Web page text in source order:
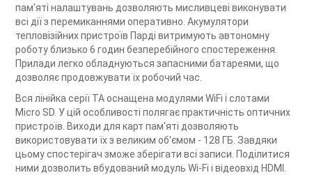
пам'яті налаштувань дозволяють мисливцеві виконувати
всі дії з перемиканнями оперативно. Акумулятори
тепловізійних пристроїв Парді витримують автономну
роботу близько 6 годин безперебійного спостереження.
Прилади легко обладнуються запасними батареями, що
дозволяє продовжувати їх робочий час.
Вся лінійка серії TA оснащена модулями WiFi і слотами
Micro SD. У цій особливості полягає практичність оптичних
пристроїв. Виходи для карт пам'яті дозволяють
використовувати їх з великим об'ємом - 128 ГБ. Завдяки
цьому спостерігач зможе зберігати всі записи. Поділитися
ними дозволить вбудований модуль Wi-Fi і відеовхід HDMI.